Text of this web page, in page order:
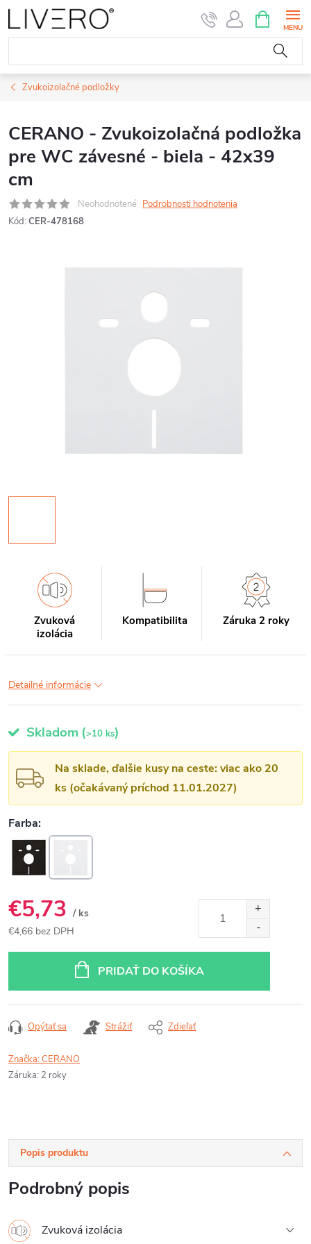
Prejsť
na
obsah
KOŠÍK
Zvukoizolačné podložky
CERANO - Zvukoizolačná podložka
pre WC závesné - biela - 42x39
cm
Neohodnotené Podrobnosti hodnotenia
Kód: CER-478168
Zvuková
izolácia
Kompatibilita Záruka 2 roky
Detailné informácie
Skladom (>10 ks)
Na sklade, ďalšie kusy na ceste: viac ako 20
ks (očakávaný príchod 11.01.2027)
€5,73 / ks
€4,66 bez DPH
PRIDAŤ DO KOŠÍKA
Opýtať sa Strážiť Zdieľať
Značka:CERANO
Záruka: 2 roky
Popis produktu
Podrobný popis
Zvuková izolácia